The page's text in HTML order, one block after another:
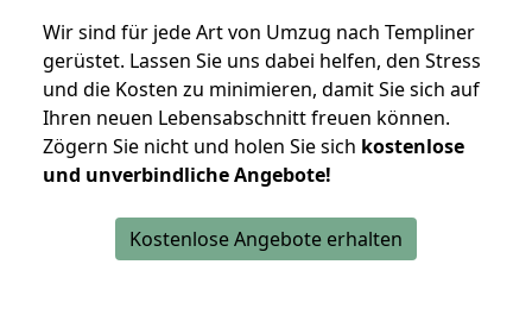
Wir sind für jede Art von Umzug nach Templiner
gerüstet. Lassen Sie uns dabei helfen, den Stress
und die Kosten zu minimieren, damit Sie sich auf
Ihren neuen Lebensabschnitt freuen können.
Zögern Sie nicht und holen Sie sich kostenlose
und unverbindliche Angebote!
Kostenlose Angebote erhalten